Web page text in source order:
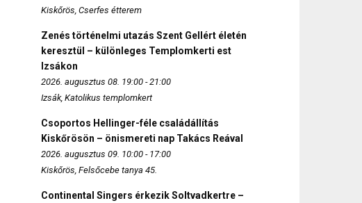
Kiskőrös, Cserfes étterem
Zenés történelmi utazás Szent Gellért életén
keresztül – különleges Templomkerti est
Izsákon
2026. augusztus 08. 19:00 - 21:00
Izsák, Katolikus templomkert
Csoportos Hellinger-féle családállítás
Kiskőrösön – önismereti nap Takács Reával
2026. augusztus 09. 10:00 - 17:00
Kiskőrös, Felsőcebe tanya 45.
Continental Singers érkezik Soltvadkertre –